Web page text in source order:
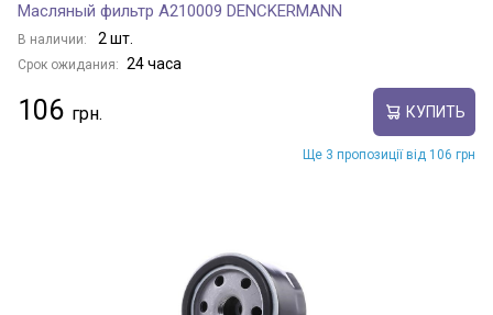
Масляный фильтр A210009 DENCKERMANN
В наличии: 2 шт.
Срок ожидания: 24 часа
106 КУПИТЬ
Ще 3 пропозиції від 106 грн